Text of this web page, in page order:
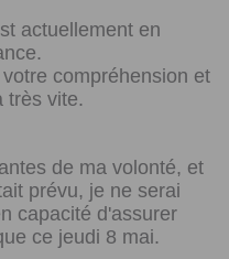
actuellement en
compréhension et
très vite.
de ma volonté, et
prévu, je ne serai
capacité d'assurer
ce jeudi 8 mai.